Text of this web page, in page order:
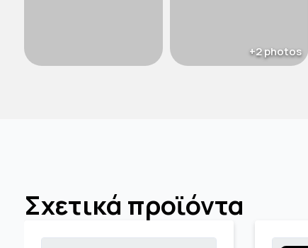
Σχετικά προϊόντα